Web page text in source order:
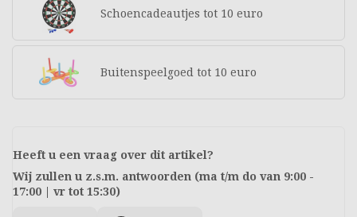
Schoencadeautjes tot 10 euro
Buitenspeelgoed tot 10 euro
Heeft u een vraag over dit artikel?
Wij zullen u z.s.m. antwoorden (ma t/m do van 9:00 -
17:00 | vr tot 15:30)